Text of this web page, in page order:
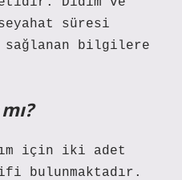
süresi
sağlanan bilgilere
için iki adet
bulunmaktadır.